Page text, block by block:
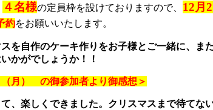
４名様の定員枠を設けておりますので、 12月
約をお願いいたします。
を自作のケーキ作りをお子様とご一緒に、ま
かがでしょうか！！
（月） の御参加者より御感想＞
て、楽しくできました。クリスマスまで待てな